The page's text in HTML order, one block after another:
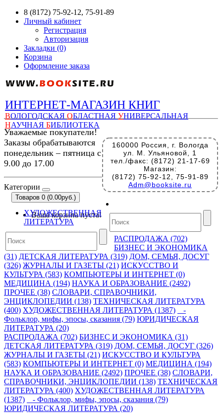
8 (8172) 75-92-12, 75-91-89
Личный кабинет
Регистрация
Авторизация
Закладки (0)
Корзина
Оформление заказа
ИНТЕРНЕТ-МАГАЗИН КНИГ
ВОЛОГОДСКАЯ ОБЛАСТНАЯ УНИВЕРСАЛЬНАЯ
НАУЧНАЯ БИБЛИОТЕКА
160000 Россия, г. Вологда
ул. М. Ульяновой, 1
тел./факс: (8172) 21-17-69
Магазин:
(8172) 75-92-12, 75-91-89
Adm@booksite.ru
Уважаемые покупатели!
Заказы обрабатываются
понедельник – пятница с
9.00 до 17.00
Категории
Товаров 0 (0.00руб.)
Ваша корзина пуста!
ХУДОЖЕСТВЕННАЯ
ЛИТЕРАТУРА
РАСПРОДАЖА (702)
БИЗНЕС И ЭКОНОМИКА
(31) ДЕТСКАЯ ЛИТЕРАТУРА (319) ДОМ, СЕМЬЯ, ДОСУГ
(326) ЖУРНАЛЫ И ГАЗЕТЫ (21) ИСКУССТВО И
КУЛЬТУРА (583) КОМПЬЮТЕРЫ И ИНТЕРНЕТ (0)
МЕДИЦИНА (194) НАУКА И ОБРАЗОВАНИЕ (2492)
ПРОЧЕЕ (38) СЛОВАРИ, СПРАВОЧНИКИ,
ЭНЦИКЛОПЕДИИ (138) ТЕХНИЧЕСКАЯ ЛИТЕРАТУРА
(400) ХУДОЖЕСТВЕННАЯ ЛИТЕРАТУРА (1387)
-
Фольклор, мифы, эпосы, сказания (79) ЮРИДИЧЕСКАЯ
ЛИТЕРАТУРА (20)
РАСПРОДАЖА (702) БИЗНЕС И ЭКОНОМИКА (31)
ДЕТСКАЯ ЛИТЕРАТУРА (319) ДОМ, СЕМЬЯ, ДОСУГ (326)
ЖУРНАЛЫ И ГАЗЕТЫ (21) ИСКУССТВО И КУЛЬТУРА
(583) КОМПЬЮТЕРЫ И ИНТЕРНЕТ (0) МЕДИЦИНА (194)
НАУКА И ОБРАЗОВАНИЕ (2492) ПРОЧЕЕ (38) СЛОВАРИ,
СПРАВОЧНИКИ, ЭНЦИКЛОПЕДИИ (138) ТЕХНИЧЕСКАЯ
ЛИТЕРАТУРА (400) ХУДОЖЕСТВЕННАЯ ЛИТЕРАТУРА
(1387)
- Фольклор, мифы, эпосы, сказания (79)
ЮРИДИЧЕСКАЯ ЛИТЕРАТУРА (20)